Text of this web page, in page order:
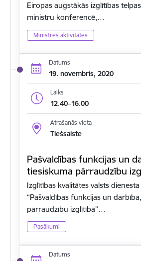
Eiropas augstākās izglītības
ministru konferencē,…
Ministres aktivitātes
Datums
19. novembris, 2020
Laiks
12.40–16.00
Atrašanās vieta
Tiešsaiste
Pašvaldības funkcijas un
tiesiskuma pārraudzību
Izglītības kvalitātes valsts
“Pašvaldības funkcijas un
pārraudzību izglītībā”…
Pasākumi
Datums